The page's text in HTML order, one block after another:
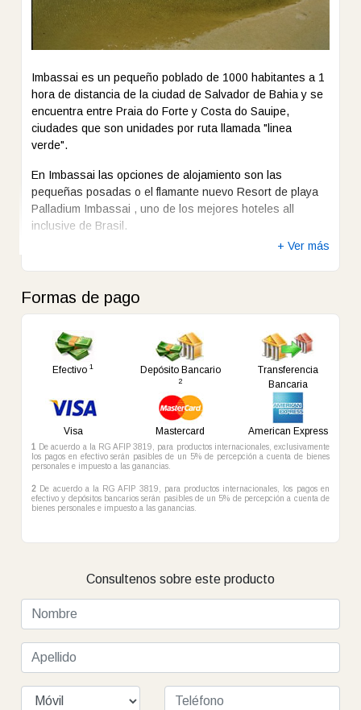
Salvador, el diseño del complejo refleja una perfecta
armonía entre las instalaciones modernas y comodidades
de un resort de primera clase y el bello entorno natural de
"Green Line" de la región.
Habitaciones: 654 amplias y modernas habitaciones
están distribuidas en 11 villas, siguiendo la filosofía
Palladium de baja densidad de construcción, permitiendo
naturaleza.
Grand Palladium Imbassaí Resort & Spa cuenta con 3
restaurantes temáticos "a la carta" (hindú, japonés y
brasileño "Rodizio"), así como con dos restaurantes tipo
toallas gratis.
Acceso
Minusválidos
Caja de
Seguridad
Cancha
de
Tenis
Desayuno Enfermería Estacionamiento
Gimnasio
Guardería
Infantil
Internet Piscina
Piscina
Restaurante
Resto
Room
Service
Sala de
Juegos
Sala de
Sauna Seguridad
Servicio
Servicio
Servicio
Imbassai es un pequeño poblado de 1000 habitantes a 1
hora de distancia de la ciudad de Salvador de Bahia y se
encuentra entre Praia do Forte y Costa do Sauipe,
ciudades que son unidades por ruta llamada "linea
verde".
En Imbassai las opciones de alojamiento son las
pequeñas posadas o el flamante nuevo Resort de playa
Palladium Imbassai , uno de los mejores hoteles all
inclusive de Brasil.
+ Ver más
Formas de pago
Efectivo1 Depósito Bancario
2
Transferencia
Bancaria
Visa Mastercard American Express
1
De acuerdo a la RG AFIP 3819, para productos internacionales, exclusivamente
los pagos en efectivo serán pasibles de un 5% de percepción a cuenta de bienes
personales e impuesto a las ganancias.
2 De acuerdo a la RG AFIP 3819, para productos internacionales, los pagos en
efectivo y depósitos bancarios serán pasibles de un 5% de percepción a cuenta de
bienes personales e impuesto a las ganancias.
Consultenos sobre este producto